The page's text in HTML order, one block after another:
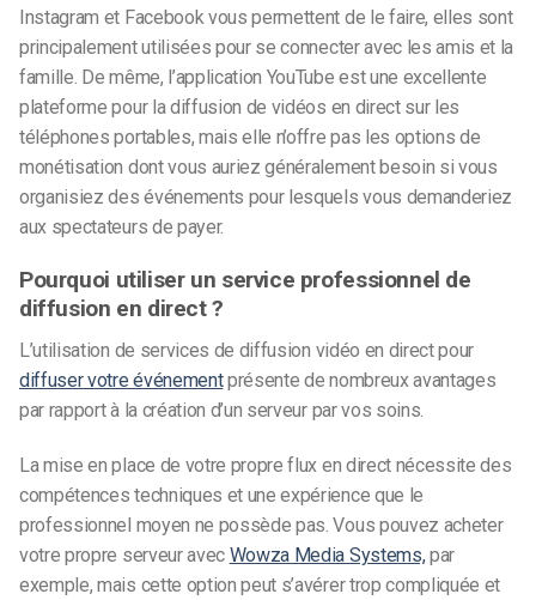
Instagram et Facebook vous permettent de le faire, elles sont
principalement utilisées pour se connecter avec les amis et la
famille. De même, l’application YouTube est une excellente
plateforme pour la diffusion de vidéos en direct sur les
téléphones portables, mais elle n’offre pas les options de
monétisation dont vous auriez généralement besoin si vous
organisiez des événements pour lesquels vous demanderiez
aux spectateurs de payer.
Pourquoi utiliser un service professionnel de
diffusion en direct ?
L’utilisation de services de diffusion vidéo en direct pour
diffuser votre événementprésente de nombreux avantages
par rapport à la création d’un serveur par vos soins.
La mise en place de votre propre flux en direct nécessite des
compétences techniques et une expérience que le
professionnel moyen ne possède pas. Vous pouvez acheter
votre propre serveur avec Wowza Media Systems,par
exemple, mais cette option peut s’avérer trop compliquée et